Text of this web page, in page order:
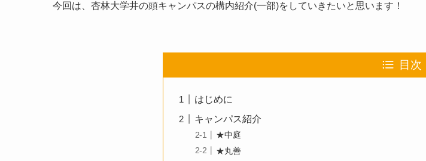
今回は、杏林大学井の頭キャンパスの構内紹介(一部)をしていきたいと思います！
目次
はじめに
キャンパス紹介
★中庭
★丸善